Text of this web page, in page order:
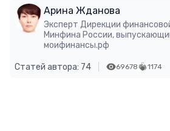
Арина Жданова
Эксперт Дирекции
Минфина России,
моифинансы.рф
Статей автора: 74 69678 1174